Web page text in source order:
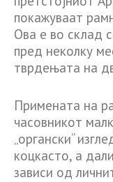
покажуваат
Ова е во склад
пред неколку
тврдењата на
Примената на
часовникот
„органски“
коцкасто, а
зависи од